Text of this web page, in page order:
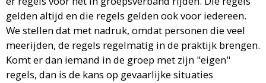
gelden altijd en die regels gelden ook voor iedereen.
We stellen dat met nadruk, omdat personen die veel
meerijden, de regels regelmatig in de praktijk brengen.
Komt er dan iemand in de groep met zijn "eigen"
regels, dan is de kans op gevaarlijke situaties